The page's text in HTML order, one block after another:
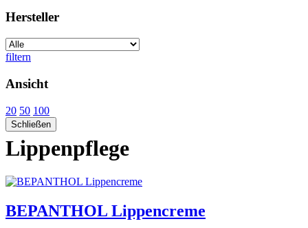
Hersteller
filtern
Ansicht
20 50 100
Schließen
Lippenpflege
BEPANTHOL Lippencreme